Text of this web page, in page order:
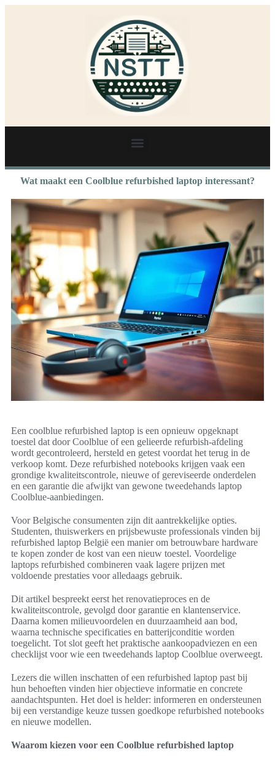
Wat maakt een Coolblue refurbished laptop interessant?
Een coolblue refurbished laptop is een opnieuw opgeknapt
toestel dat door Coolblue of een gelieerde refurbish-afdeling
wordt gecontroleerd, hersteld en getest voordat het terug in de
verkoop komt. Deze refurbished notebooks krijgen vaak een
grondige kwaliteitscontrole, nieuwe of gereviseerde onderdelen
en een garantie die afwijkt van gewone tweedehands laptop
Coolblue-aanbiedingen.
Voor Belgische consumenten zijn dit aantrekkelijke opties.
Studenten, thuiswerkers en prijsbewuste professionals vinden bij
refurbished laptop België een manier om betrouwbare hardware
te kopen zonder de kost van een nieuw toestel. Voordelige
laptops refurbished combineren vaak lagere prijzen met
voldoende prestaties voor alledaags gebruik.
Dit artikel bespreekt eerst het renovatieproces en de
kwaliteitscontrole, gevolgd door garantie en klantenservice.
Daarna komen milieuvoordelen en duurzaamheid aan bod,
waarna technische specificaties en batterijconditie worden
toegelicht. Tot slot geeft het praktische aankoopadviezen en een
checklijst voor wie een tweedehands laptop Coolblue overweegt.
Lezers die willen inschatten of een refurbished laptop past bij
hun behoeften vinden hier objectieve informatie en concrete
aandachtspunten. Het doel is helder: informeren en ondersteunen
bij een verstandige keuze tussen goedkope refurbished notebooks
en nieuwe modellen.
Waarom kiezen voor een Coolblue refurbished laptop